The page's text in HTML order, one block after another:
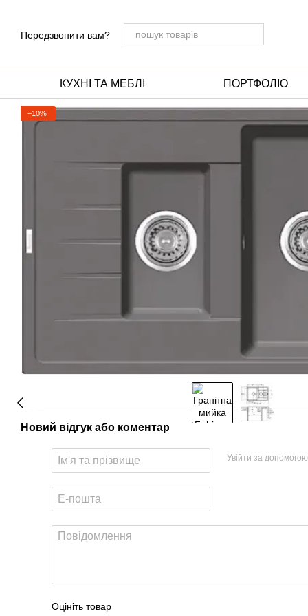
Передзвонити вам?
КУХНІ ТА МЕБЛІ ПОРТФОЛІО
−10%
Новий відгук або коментар
Увійти за допомогою
Оцініть товар